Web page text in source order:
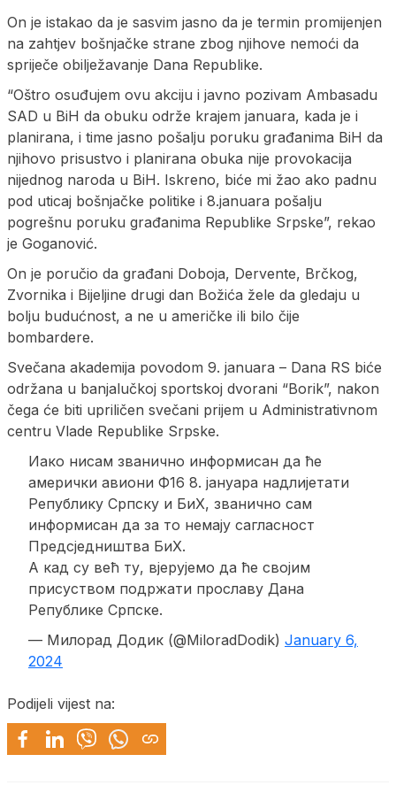
On je istakao da je sasvim jasno da je termin promijenjen
na zahtjev bošnjačke strane zbog njihove nemoći da
spriječe obilježavanje Dana Republike.
“Oštro osuđujem ovu akciju i javno pozivam Ambasadu
SAD u BiH da obuku održe krajem januara, kada je i
planirana, i time jasno pošalju poruku građanima BiH da
njihovo prisustvo i planirana obuka nije provokacija
nijednog naroda u BiH. Iskreno, biće mi žao ako padnu
pod uticaj bošnjačke politike i 8.januara pošalju
pogrešnu poruku građanima Republike Srpske”, rekao
je Goganović.
On je poručio da građani Doboja, Dervente, Brčkog,
Zvornika i Bijeljine drugi dan Božića žele da gledaju u
bolju budućnost, a ne u američke ili bilo čije
bombardere.
Svečana akademija povodom 9. januara – Dana RS biće
održana u banjalučkoj sportskoj dvorani “Borik”, nakon
čega će biti upriličen svečani prijem u Administrativnom
centru Vlade Republike Srpske.
Иако нисам званично информисан да ће
амерички авиони Ф16 8. јануара надлијетати
Републику Српску и БиХ, званично сам
информисан да за то немају сагласност
Предсједништва БиХ.
А кад су већ ту, вјерујемо да ће својим
присуством подржати прославу Дана
Републике Српске.
— Милорад Додик (@MiloradDodik) January 6,
2024
Podijeli vijest na: